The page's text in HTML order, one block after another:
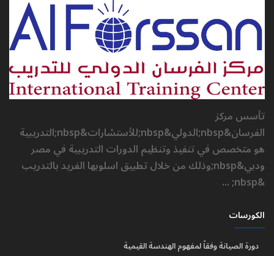
تأسس مركز
الفرسان&nbsp;الدولي&nbsp;للأستشارات&nbsp;التدريبية
هو متخصص في تنفيذ وتنظيم الدورات التدريبية في مصر
ودبي&nbsp;وذلك من خلال تطبيق اسلوبها الفريد بالتدريب
&nbsp; ...
الكورسات
دورة الصيانة وفقاً لمفهوم الهندسة القيمية